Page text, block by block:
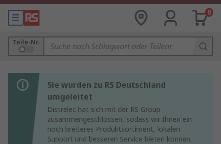
0
Teile-Nr.
Sie wurden zu RS Deutschland
umgeleitet
Distrelec hat sich mit der RS Group
zusammengeschlossen, sodass wir Ihnen ein
noch breiteres Produktsortiment, lokalen
Support und besseren Service bieten können.